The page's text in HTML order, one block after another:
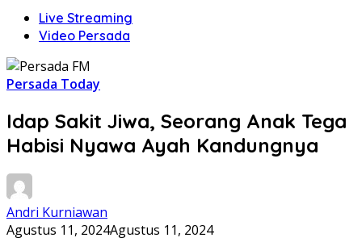
Live Streaming
Video Persada
Persada Today
Idap Sakit Jiwa, Seorang Anak Tega
Habisi Nyawa Ayah Kandungnya
Andri Kurniawan
Agustus 11, 2024Agustus 11, 2024